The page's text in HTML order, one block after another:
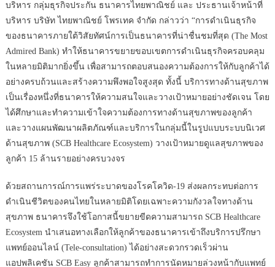
บริหาร กลุ่มธุรกิจประกัน ธนาคารไทยพาณิชย์ และ ประธานเจ้าหน้าที่
บริหาร บริษัท ไทยพาณิชย์ โพรเทค จำกัด กล่าวว่า “การดำเนินธุรกิจ
ของธนาคารภายใต้วิสัยทัศน์การเป็นธนาคารที่น่าชื่นชมที่สุด (The Most
Admired Bank) ทำให้ธนาคารขยายขอบเขตการดำเนินธุรกิจครอบคลุม
ในหลายมิติมากยิ่งขึ้น เพื่อสามารถตอบสนองความต้องการให้กับลูกค้าได้
อย่างครบถ้วนและสร้างความพึงพอใจสูงสุด ทั้งนี้ บริการทางด้านสุขภาพ
เป็นเรื่องหนึ่งที่ธนาคารให้ความสนใจและวางเป้าหมายอย่างชัดเจน โดย
ได้ศึกษาและทำความเข้าใจความต้องการทางด้านสุขภาพของลูกค้า
และวางแผนพัฒนาผลิตภัณฑ์และบริการในกลุ่มนี้ในรูปแบบระบบนิเวศ
ด้านสุขภาพ (SCB Healthcare Ecosystem) วางเป้าหมายดูแลสุขภาพของ
ลูกค้า 15 ล้านรายอย่างครบวงจร
ด้วยสถานการณ์การแพร่ระบาดของโรคโควิด-19 ส่งผลกระทบต่อการ
ดำเนินชีวิตของคนไทยในหลายมิติโดยเฉพาะความกังวลใจทางด้าน
สุขภาพ ธนาคารจึงใช้โอกาสนี้ขยายขีดความสามารถ SCB Healthcare
Ecosystem นำเสนอทางเลือกให้ลูกค้าของธนาคารเข้าถึงบริการปรึกษา
แพทย์ออนไลน์ (Tele-consultation) ได้อย่างสะดวกรวดเร็วผ่าน
แอปพลิเคชัน SCB Easy ลูกค้าสามารถทำการนัดหมายล่วงหน้ากับแพทย์